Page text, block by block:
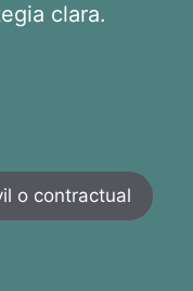
clara.
o contractual